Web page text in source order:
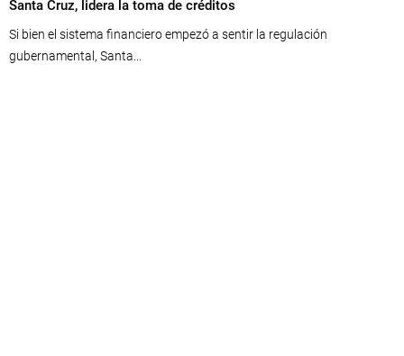
Santa Cruz, lidera la toma de créditos
Si bien el sistema financiero empezó a sentir la regulación
gubernamental, Santa...